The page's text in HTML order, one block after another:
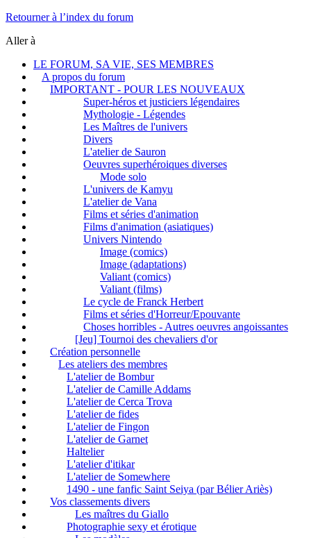
Retourner à l’index du forum
Aller à
LE FORUM, SA VIE, SES MEMBRES
A propos du forum
IMPORTANT - POUR LES NOUVEAUX
Super-héros et justiciers légendaires
Mythologie - Légendes
Les Maîtres de l'univers
Divers
L'atelier de Sauron
Oeuvres superhéroiques diverses
Mode solo
L'univers de Kamyu
L'atelier de Vana
Films et séries d'animation
Films d'animation (asiatiques)
Univers Nintendo
Image (comics)
Image (adaptations)
Valiant (comics)
Valiant (films)
Le cycle de Franck Herbert
Films et séries d'Horreur/Epouvante
Choses horribles - Autres oeuvres angoissantes
[Jeu] Tournoi des chevaliers d'or
Création personnelle
Les ateliers des membres
L'atelier de Bombur
L'atelier de Camille Addams
L'atelier de Cerca Trova
L'atelier de fides
L'atelier de Fingon
L'atelier de Garnet
Haltelier
L'atelier d'itikar
L'atelier de Somewhere
1490 - une fanfic Saint Seiya (par Bélier Ariès)
Vos classements divers
Les maîtres du Giallo
Photographie sexy et érotique